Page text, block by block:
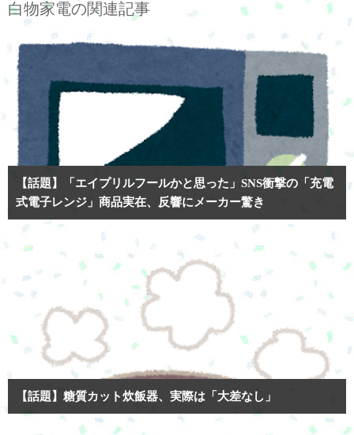
白物家電の関連記事
【話題】「エイプリルフールかと思った」SNS衝撃の「充電
式電子レンジ」商品実在、反響にメーカー驚き
【話題】糖質カット炊飯器、実際は「大差なし」